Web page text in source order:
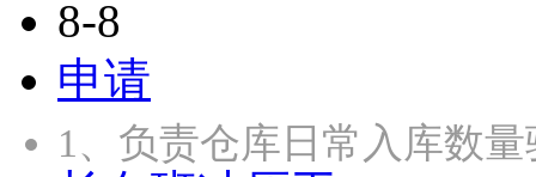
8-8
申请
1、负责仓库日常入库数